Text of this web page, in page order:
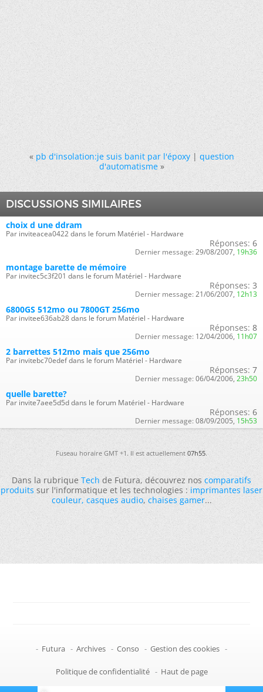
« pb d'insolation:je suis banit par l'époxy|question
d'automatisme »
DISCUSSIONS SIMILAIRES
choix d une ddram
Par inviteacea0422 dans le forum Matériel - Hardware
Réponses: 6
Dernier message: 29/08/2007, 19h36
montage barette de mémoire
Par invitec5c3f201 dans le forum Matériel - Hardware
Réponses: 3
Dernier message: 21/06/2007, 12h13
6800GS 512mo ou 7800GT 256mo
Par invitee636ab28 dans le forum Matériel - Hardware
Réponses: 8
Dernier message: 12/04/2006, 11h07
2 barrettes 512mo mais que 256mo
Par invitebc70edef dans le forum Matériel - Hardware
Réponses: 7
Dernier message: 06/04/2006, 23h50
quelle barette?
Par invite7aee5d5d dans le forum Matériel - Hardware
Réponses: 6
Dernier message: 08/09/2005, 15h53
Fuseau horaire GMT +1. Il est actuellement07h55.
Dans la rubriqueTechde Futura, découvrez noscomparatifs
produitssur l'informatique et les technologies :imprimantes laser
couleur,casques audio,chaises gamer...
- Futura - Archives - Conso - Gestion des cookies -
Politique de confidentialité - Haut de page